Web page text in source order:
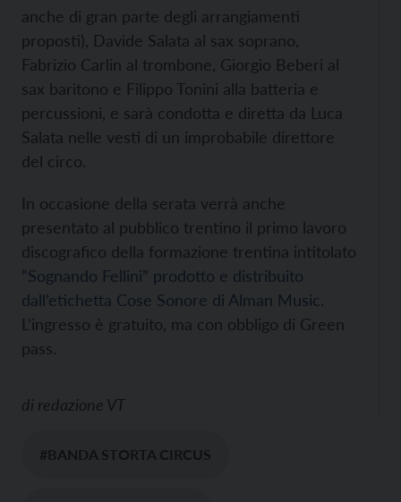
anche di gran parte degli arrangiamenti
proposti), Davide Salata al sax soprano,
Fabrizio Carlin al trombone, Giorgio Beberi al
sax baritono e Filippo Tonini alla batteria e
percussioni, e sarà condotta e diretta da Luca
Salata nelle vesti di un improbabile direttore
del circo.
In occasione della serata verrà anche
presentato al pubblico trentino il primo lavoro
discografico della formazione trentina intitolato
“Sognando Fellini” prodotto e distribuito
dall’etichetta Cose Sonore di Alman Music.
L’ingresso è gratuito, ma con obbligo di Green
pass.
di redazione VT
#BANDA STORTA CIRCUS